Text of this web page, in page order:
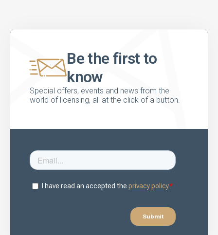
Be the first to
know
Special offers, events and news from the
world of licensing, all at the click of a button.